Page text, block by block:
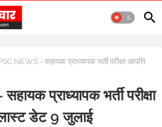
NEWS - सहायक प्राध्यापक भर्ती परीक्षा आपत्ति
प्राध्यापक भर्ती परीक्षा
डेट 9 जुलाई